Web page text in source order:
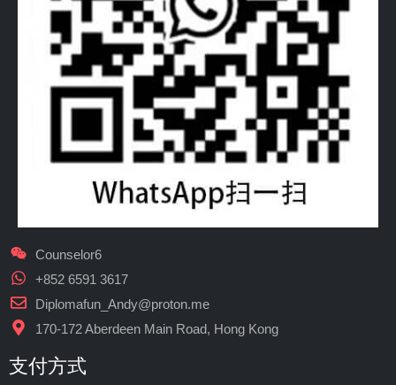
Counselor6
+852 6591 3617
Diplomafun_Andy@proton.me
170-172 Aberdeen Main Road, Hong Kong
支付方式